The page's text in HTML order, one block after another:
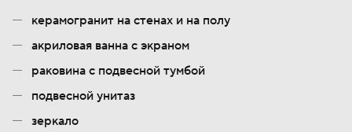
керамогранит на стенах и на полу
акриловая ванна с экраном
раковина с подвесной тумбой
подвесной унитаз
зеркало